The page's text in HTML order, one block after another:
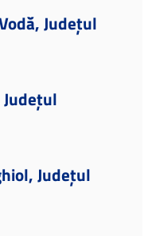
Județul
Județul